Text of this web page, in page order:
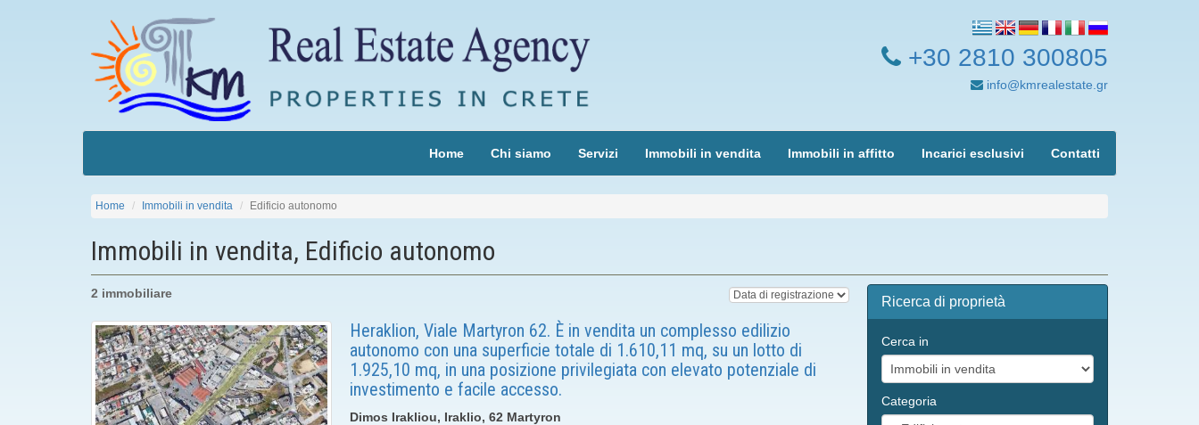
+30 2810 300805
info@kmrealestate.gr
Home Chi siamo Servizi Immobili in vendita Immobili in affitto Ιncarici esclusivi Contatti
Home Immobili in vendita Edificio autonomo
Immobili in vendita, Edificio autonomo
2 immobiliare
Heraklion, Viale Martyron 62. È in vendita un complesso edilizio
autonomo con una superficie totale di 1.610,11 mq, su un lotto di
1.925,10 mq, in una posizione privilegiata con elevato potenziale di
investimento e facile accesso.
Dimos Irakliou, Iraklio, 62 Martyron
Ricerca di proprietà
Cerca in
Categoria